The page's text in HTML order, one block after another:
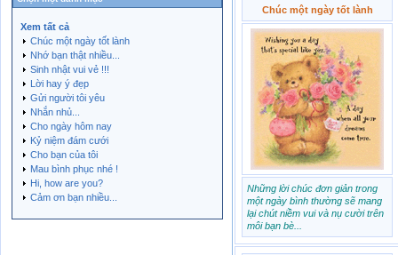
Xem tất cả
Chúc một ngày tốt lành
Nhớ bạn thật nhiều...
Sinh nhật vui vẻ !!!
Lời hay ý đẹp
Gửi người tôi yêu
Nhắn nhủ...
Cho ngày hôm nay
Kỷ niệm đám cưới
Cho bạn của tôi
Mau bình phục nhé !
Hi, how are you?
Cảm ơn bạn nhiều...
Chúc một ngày tốt lành
Những lời chúc đơn giản trong
một ngày bình thường sẽ mang
lại chút niềm vui và nụ cười trên
môi bạn bè...